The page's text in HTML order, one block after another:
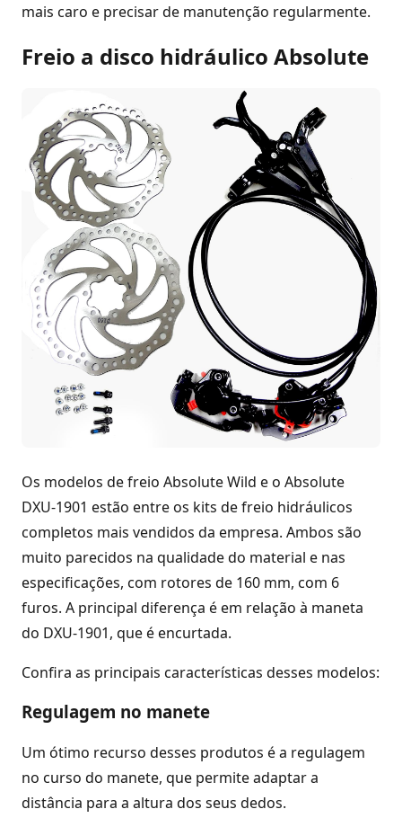
mais caro e precisar de manutenção regularmente.
Freio a disco hidráulico Absolute
Os modelos de freio Absolute Wild e o Absolute
DXU-1901 estão entre os kits de freio hidráulicos
completos mais vendidos da empresa. Ambos são
muito parecidos na qualidade do material e nas
especificações, com rotores de 160 mm, com 6
furos. A principal diferença é em relação à maneta
do DXU-1901, que é encurtada.
Confira as principais características desses modelos:
Regulagem no manete
Um ótimo recurso desses produtos é a regulagem
no curso do manete, que permite adaptar a
distância para a altura dos seus dedos.